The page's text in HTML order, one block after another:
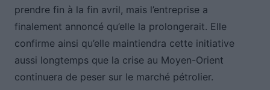
prendre fin à la fin avril, mais l’entreprise a
finalement annoncé qu’elle la prolongerait. Elle
confirme ainsi qu’elle maintiendra cette initiative
aussi longtemps que la crise au Moyen-Orient
continuera de peser sur le marché pétrolier.